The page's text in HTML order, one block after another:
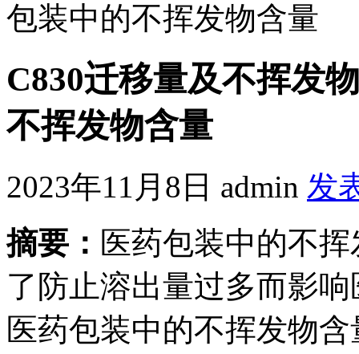
包装中的不挥发物含量
C830迁移量及不挥发
不挥发物含量
2023年11月8日 admin 发
摘要： 医药包装中的不
了防止溶出量过多而影
医药包装中的不挥发物